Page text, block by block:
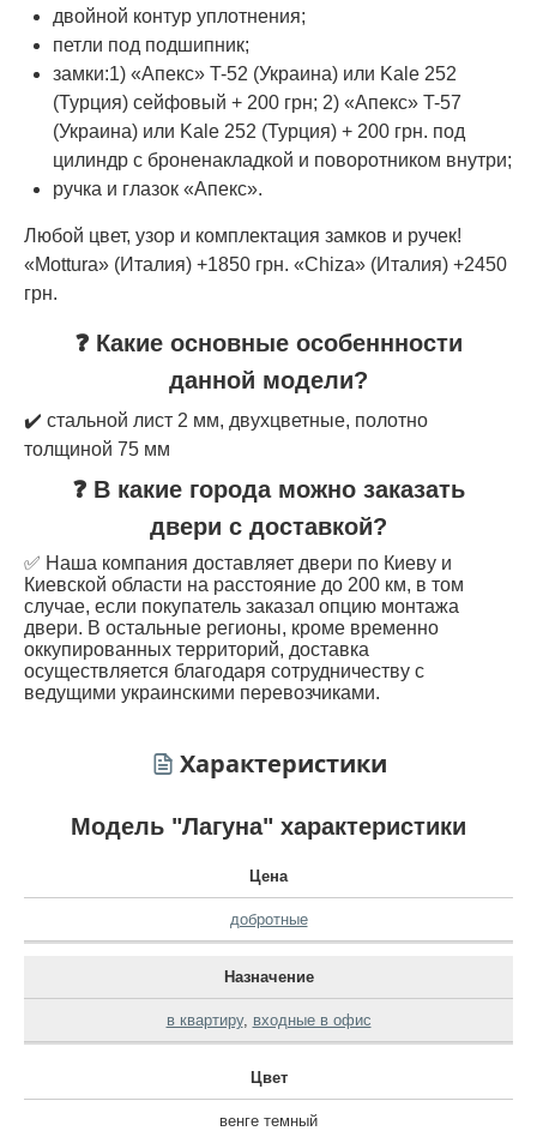
двойной контур уплотнения;
петли под подшипник;
замки:1) «Апекс» T-52 (Украина) или Kale 252
(Турция) сейфовый + 200 грн; 2) «Апекс» T-57
(Украина) или Kale 252 (Турция) + 200 грн. под
цилиндр с броненакладкой и поворотником внутри;
ручка и глазок «Апекс».
Любой цвет, узор и комплектация замков и ручек!
«Mottura» (Италия) +1850 грн. «Chiza» (Италия) +2450
грн.
❓ Какие основные особеннности
данной модели?
✔️ стальной лист 2 мм, двухцветные, полотно
толщиной 75 мм
❓ В какие города можно заказать
двери с доставкой?
✅ Наша компания доставляет двери по Киеву и
Киевской области на расстояние до 200 км, в том
случае, если покупатель заказал опцию монтажа
двери. В остальные регионы, кроме временно
оккупированных территорий, доставка
осуществляется благодаря сотрудничеству с
ведущими украинскими перевозчиками.
Характеристики
Модель "Лагуна" характеристики
Цена
добротные
Назначение
в квартиру, входные в офис
Цвет
венге темный